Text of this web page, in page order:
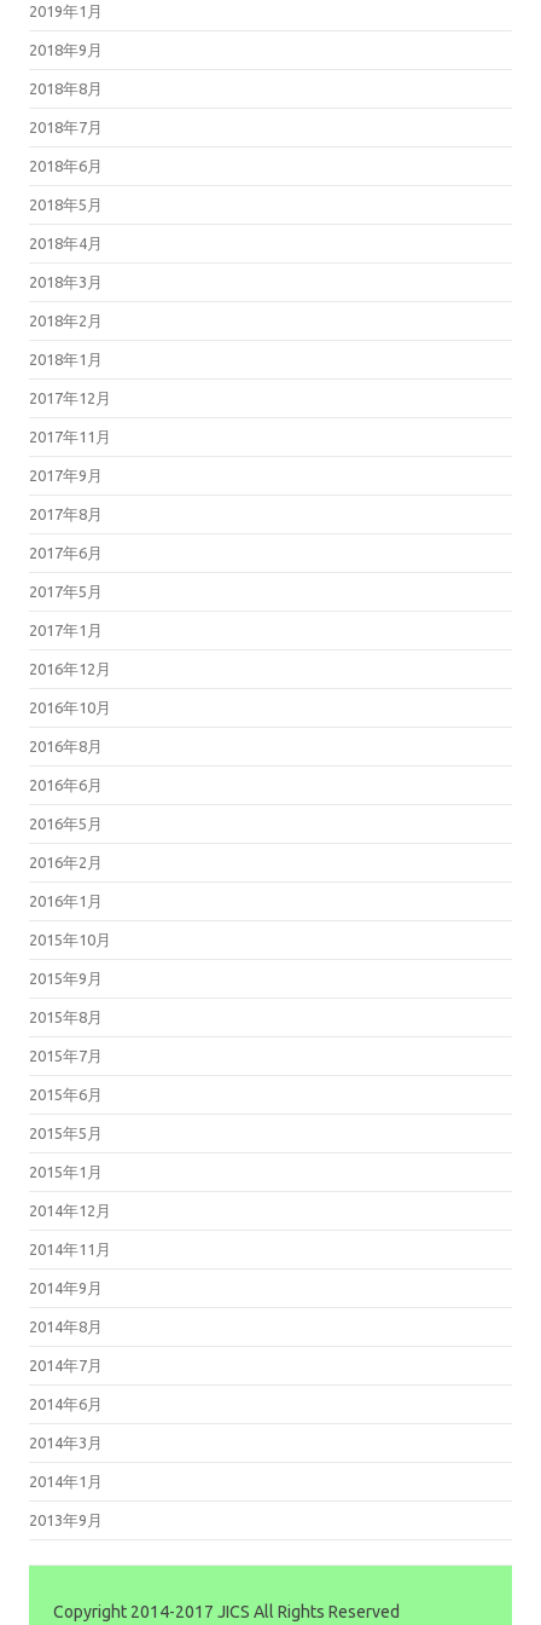
2019年1月
2018年9月
2018年8月
2018年7月
2018年6月
2018年5月
2018年4月
2018年3月
2018年2月
2018年1月
2017年12月
2017年11月
2017年9月
2017年8月
2017年6月
2017年5月
2017年1月
2016年12月
2016年10月
2016年8月
2016年6月
2016年5月
2016年2月
2016年1月
2015年10月
2015年9月
2015年8月
2015年7月
2015年6月
2015年5月
2015年1月
2014年12月
2014年11月
2014年9月
2014年8月
2014年7月
2014年6月
2014年3月
2014年1月
2013年9月
Copyright 2014-2017 JICS All Rights Reserved